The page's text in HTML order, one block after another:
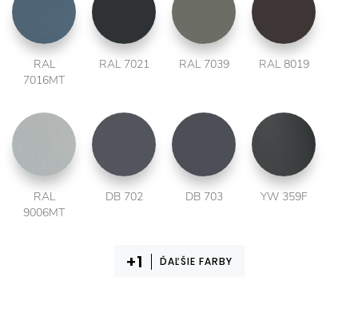
RAL
7016MT
RAL 7021 RAL 7039 RAL 8019
RAL
9006MT
DB 702 DB 703 YW 359F
ĎAĽŠIE FARBY